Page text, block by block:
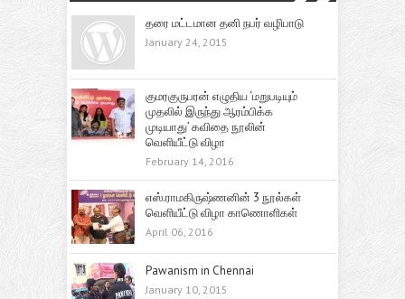
தரை மட்டமான தனி நபர் வழிபாடு
January 24, 2015
குமரகுருபரன் எழுதிய ‘மறுபடியும்
முதலில் இருந்து ஆரம்பிக்க
முடியாது’ கவிதை நூலின்
வெளியீட்டு விழா
February 14, 2016
எஸ்.ராமகிருஷ்ணனின் 3 நூல்கள்
வெளியீட்டு விழா காணொளிகள்
April 06, 2016
Pawanism in Chennai
January 10, 2015